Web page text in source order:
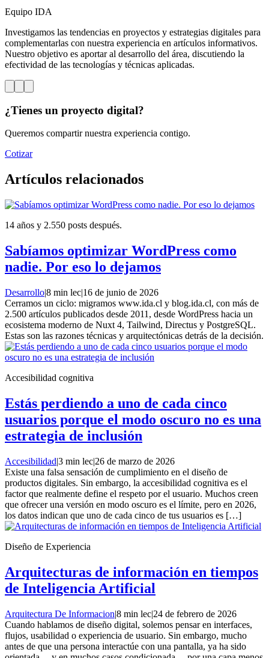
Equipo IDA
Investigamos las tendencias en proyectos y estrategias digitales para
complementarlas con nuestra experiencia en artículos informativos.
Nuestro objetivo es aportar al desarrollo del área, discutiendo la
efectividad de las tecnologías y técnicas aplicadas.
¿Tienes un proyecto digital?
Queremos compartir nuestra experiencia contigo.
Cotizar
Artículos relacionados
14 años y 2.550 posts después.
Sabíamos optimizar WordPress como
nadie. Por eso lo dejamos
Desarrollo|8 min lec|16 de junio de 2026
Cerramos un ciclo: migramos www.ida.cl y blog.ida.cl, con más de
2.500 artículos publicados desde 2011, desde WordPress hacia un
ecosistema moderno de Nuxt 4, Tailwind, Directus y PostgreSQL.
Estas son las razones técnicas y arquitectónicas detrás de la decisión.
Accesibilidad cognitiva
Estás perdiendo a uno de cada cinco
usuarios porque el modo oscuro no es una
estrategia de inclusión
Accesibilidad|3 min lec|26 de marzo de 2026
Existe una falsa sensación de cumplimiento en el diseño de
productos digitales. Sin embargo, la accesibilidad cognitiva es el
factor que realmente define el respeto por el usuario. Muchos creen
que ofrecer una versión en modo oscuro es el límite, pero en 2026,
los datos indican que uno de cada cinco de tus usuarios es […]
Diseño de Experiencia
Arquitecturas de información en tiempos
de Inteligencia Artificial
Arquitectura De Informacion|8 min lec|24 de febrero de 2026
Cuando hablamos de diseño digital, solemos pensar en interfaces,
flujos, usabilidad o experiencia de usuario. Sin embargo, mucho
antes de que una persona interactúe con una pantalla, ya ha sido